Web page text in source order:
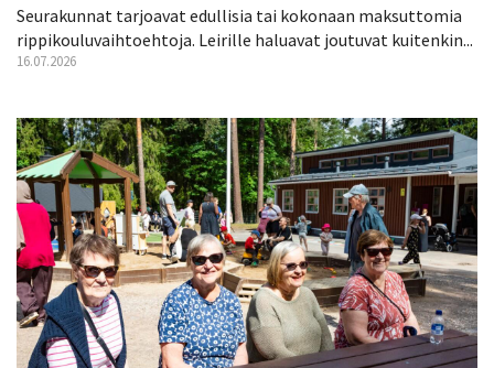
Seurakunnat tarjoavat edullisia tai kokonaan maksuttomia
rippikouluvaihtoehtoja. Leirille haluavat joutuvat kuitenkin...
16.07.2026